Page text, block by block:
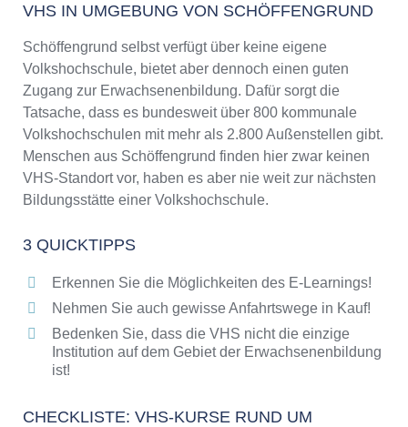
3 Quicktipps
Checkliste: VHS-Kurse rund um
Schöffengrund finden
Keine VHS in Schöffengrund
Online-Kurse: Pro und Contra
Online-Kurse als alternative Angebote zu
VHS-Kursen
Die VHS als Inbegriff der Erwachsenenbildung
Das bundesweite Netzwerk der
Abendschulen rund um Schöffengrund
Bildungsangebote der VHS
VHS IN UMGEBUNG VON SCHÖFFENGRUND
Schöffengrund selbst verfügt über keine eigene
Volkshochschule, bietet aber dennoch einen guten
Zugang zur Erwachsenenbildung. Dafür sorgt die
Tatsache, dass es bundesweit über 800 kommunale
Volkshochschulen mit mehr als 2.800 Außenstellen gibt.
Menschen aus Schöffengrund finden hier zwar keinen
VHS-Standort vor, haben es aber nie weit zur nächsten
Bildungsstätte einer Volkshochschule.
3 QUICKTIPPS
Erkennen Sie die Möglichkeiten des E-Learnings!
Nehmen Sie auch gewisse Anfahrtswege in Kauf!
Bedenken Sie, dass die VHS nicht die einzige
Institution auf dem Gebiet der Erwachsenenbildung
ist!
CHECKLISTE: VHS-KURSE RUND UM